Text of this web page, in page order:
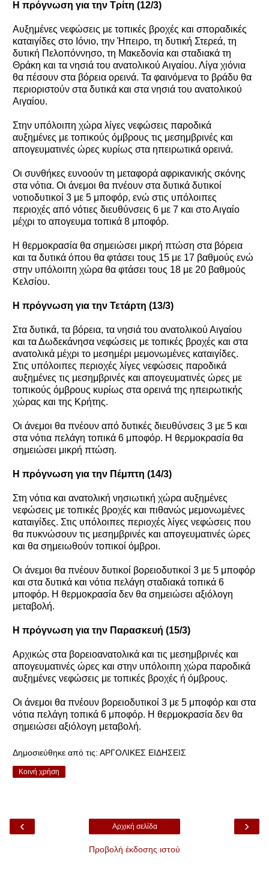
Η πρόγνωση για την Τρίτη (12/3)
Αυξημένες νεφώσεις με τοπικές βροχές και σποραδικές
καταιγίδες στο Ιόνιο, την Ήπειρο, τη δυτική Στερεά, τη
δυτική Πελοπόννησο, τη Μακεδονία και σταδιακά τη
Θράκη και τα νησιά του ανατολικού Αιγαίου. Λίγα χιόνια
θα πέσουν στα βόρεια ορεινά. Τα φαινόμενα το βράδυ θα
περιοριστούν στα δυτικά και στα νησιά του ανατολικού
Αιγαίου.
Στην υπόλοιπη χώρα λίγες νεφώσεις παροδικά
αυξημένες με τοπικούς όμβρους τις μεσημβρινές και
απογευματινές ώρες κυρίως στα ηπειρωτικά ορεινά.
Οι συνθήκες ευνοούν τη μεταφορά αφρικανικής σκόνης
στα νότια. Οι άνεμοι θα πνέουν στα δυτικά δυτικοί
νοτιοδυτικοί 3 με 5 μποφόρ, ενώ στις υπόλοιπες
περιοχές από νότιες διευθύνσεις 6 με 7 και στο Αιγαίο
μέχρι το απογευμα τοπικά 8 μποφόρ.
Η θερμοκρασία θα σημειώσει μικρή πτώση στα βόρεια
και τα δυτικά όπου θα φτάσει τους 15 με 17 βαθμούς ενώ
στην υπόλοιπη χώρα θα φτάσει τους 18 με 20 βαθμούς
Κελσίου.
Η πρόγνωση για την Τετάρτη (13/3)
Στα δυτικά, τα βόρεια, τα νησιά του ανατολικού Αιγαίου
και τα Δωδεκάνησα νεφώσεις με τοπικές βροχές και στα
ανατολικά μέχρι το μεσημέρι μεμονωμένες καταιγίδες.
Στις υπόλοιπες περιοχές λίγες νεφώσεις παροδικά
αυξημένες τις μεσημβρινές και απογευματινές ώρες με
τοπικούς όμβρους κυρίως στα ορεινά της ηπειρωτικής
χώρας και της Κρήτης.
Οι άνεμοι θα πνέουν από δυτικές διευθύνσεις 3 με 5 και
στα νότια πελάγη τοπικά 6 μποφόρ. Η θερμοκρασία θα
σημειώσει μικρή πτώση.
Η πρόγνωση για την Πέμπτη (14/3)
Στη νότια και ανατολική νησιωτική χώρα αυξημένες
νεφώσεις με τοπικές βροχές και πιθανώς μεμονωμένες
καταιγίδες. Στις υπόλοιπες περιοχές λίγες νεφώσεις που
θα πυκνώσουν τις μεσημβρινές και απογευματινές ώρες
και θα σημειωθούν τοπικοί όμβροι.
Οι άνεμοι θα πνέουν δυτικοί βορειοδυτικοί 3 με 5 μποφόρ
και στα δυτικά και νότια πελάγη σταδιακά τοπικά 6
μποφόρ. Η θερμοκρασία δεν θα σημειώσει αξιόλογη
μεταβολή.
Η πρόγνωση για την Παρασκευή (15/3)
Αρχικώς στα βορειοανατολικά και τις μεσημβρινές και
απογευματινές ώρες και στην υπόλοιπη χώρα παροδικά
αυξημένες νεφώσεις με τοπικές βροχές ή όμβρους.
Οι άνεμοι θα πνέουν βορειοδυτικοί 3 με 5 μποφόρ και στα
νότια πελάγη τοπικά 6 μποφόρ. Η θερμοκρασία δεν θα
σημειώσει αξιόλογη μεταβολή.
Δημοσιεύθηκε από τις: ΑΡΓΟΛΙΚΕΣ ΕΙΔΗΣΕΙΣ
Κοινή χρήση
‹ ›
Αρχική σελίδα
Προβολή έκδοσης ιστού